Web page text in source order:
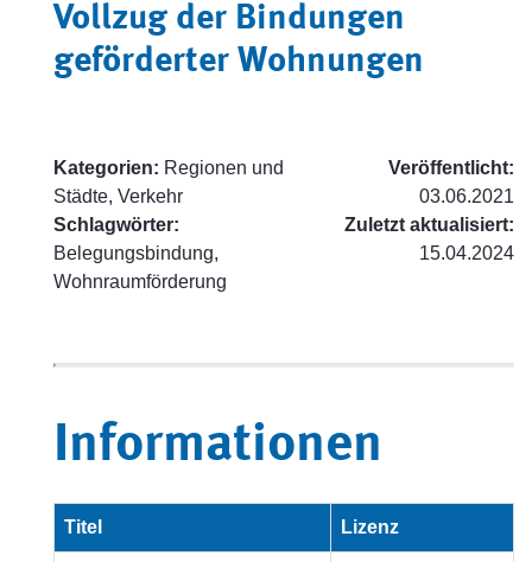
Vollzug der Bindungen
geförderter Wohnungen
Kategorien: Regionen und
Städte, Verkehr
Schlagwörter:
Belegungsbindung,
Wohnraumförderung
Veröffentlicht:
03.06.2021
Zuletzt aktualisiert:
15.04.2024
Informationen
Titel Lizenz